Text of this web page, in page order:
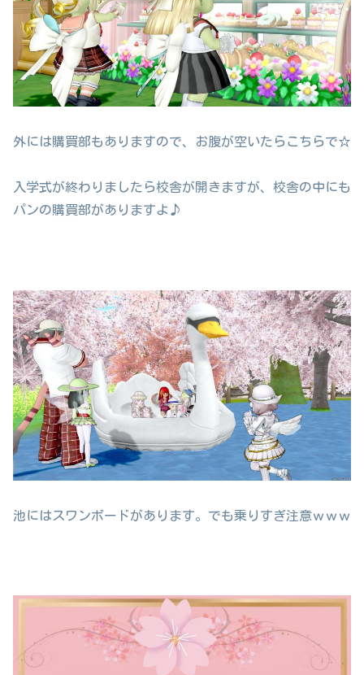
外には購買部もありますので、お腹が空いたらこちらで☆
入学式が終わりましたら校舎が開きますが、校舎の中にも
パンの購買部がありますよ♪
池にはスワンボードがあります。でも乗りすぎ注意ｗｗｗ